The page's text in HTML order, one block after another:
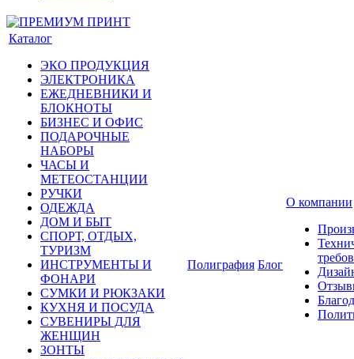
Каталог
ЭКО ПРОДУКЦИЯ
ЭЛЕКТРОНИКА
ЕЖЕДНЕВНИКИ И
БЛОКНОТЫ
БИЗНЕС И ОФИС
ПОДАРОЧНЫЕ
НАБОРЫ
ЧАСЫ И
МЕТЕОСТАНЦИИ
РУЧКИ
ОДЕЖДА
ДОМ И БЫТ
СПОРТ, ОТДЫХ,
ТУРИЗМ
ИНСТРУМЕНТЫ И
ФОНАРИ
СУМКИ И РЮКЗАКИ
КУХНЯ И ПОСУДА
СУВЕНИРЫ ДЛЯ
ЖЕНЩИН
ЗОНТЫ
Полиграфия Блог
О компании